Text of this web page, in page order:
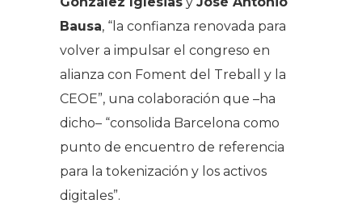
Bausa, “la confianza renovada para
volver a impulsar el congreso en
alianza con Foment del Treball y la
CEOE”, una colaboración que –ha
dicho– “consolida Barcelona como
punto de encuentro de referencia
para la tokenización y los activos
digitales”.